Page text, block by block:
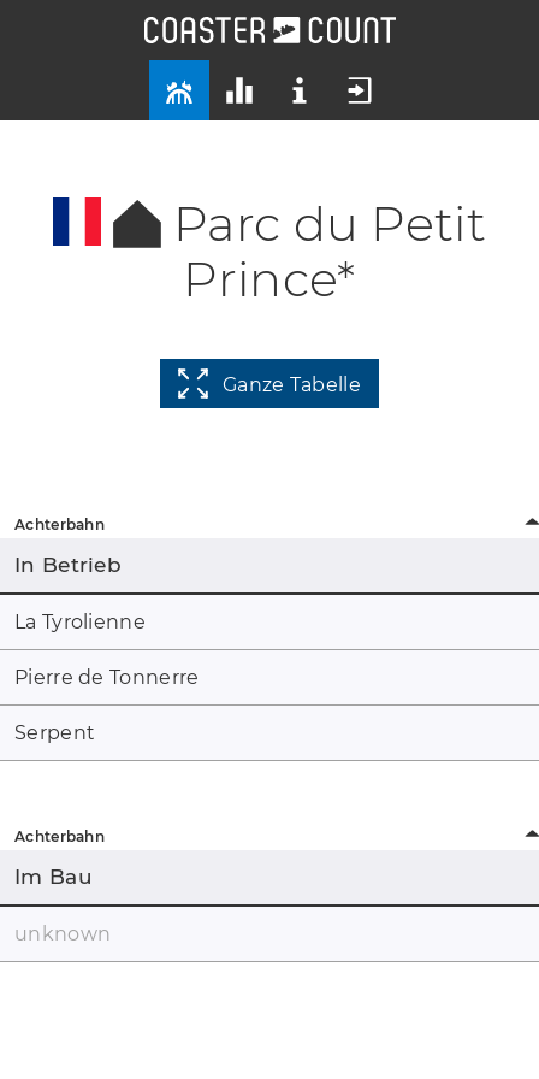
Parc du Petit
Prince*
Ganze Tabelle
Achterbahn
In Betrieb
La Tyrolienne
Pierre de Tonnerre
Serpent
Achterbahn
Im Bau
unknown